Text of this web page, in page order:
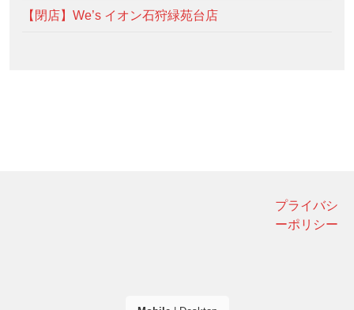
【閉店】We’s イオン石狩緑苑台店
プライバシ
ーポリシー